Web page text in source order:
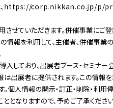
https://corp.nikkan.co.jp/p/
せていただきます。併催事業にご登
報を利用して、主催者、併催事業
しており、出展者ブース・セミナ
出展者に提供されます。この情報
個人情報の開示・訂正・削除・利
となりますので、予めご了承ください